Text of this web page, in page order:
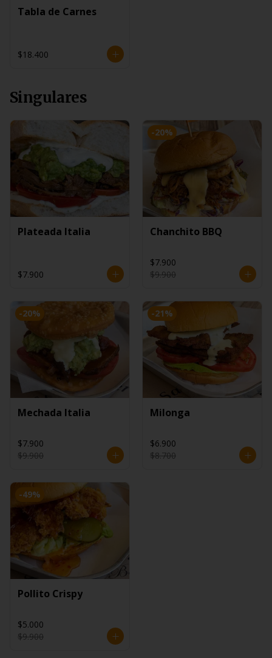
Tabla de Carnes
$18.400
Singulares
Plateada Italia
$7.900
-20%
Chanchito BBQ
$7.900
$9.900
-20%
Mechada Italia
$7.900
$9.900
-21%
Milonga
$6.900
$8.700
-49%
Pollito Crispy
$5.000
$9.900